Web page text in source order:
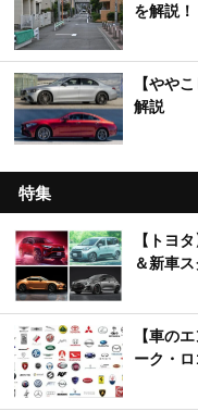
を解説！
【やや
解説
特集
【トヨ
＆新車
【車の
ーク・